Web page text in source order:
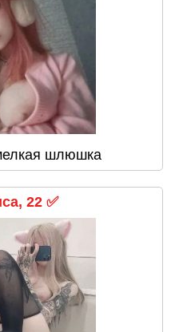
шлюшка
22 ✅